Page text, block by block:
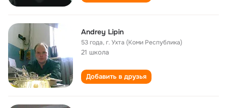
Andrey Lipin
53 года,г. Ухта (Коми Республика)
21 школа
Добавить в друзья